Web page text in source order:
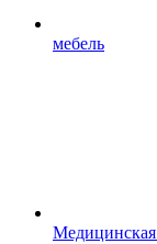
мебель
Медицинская